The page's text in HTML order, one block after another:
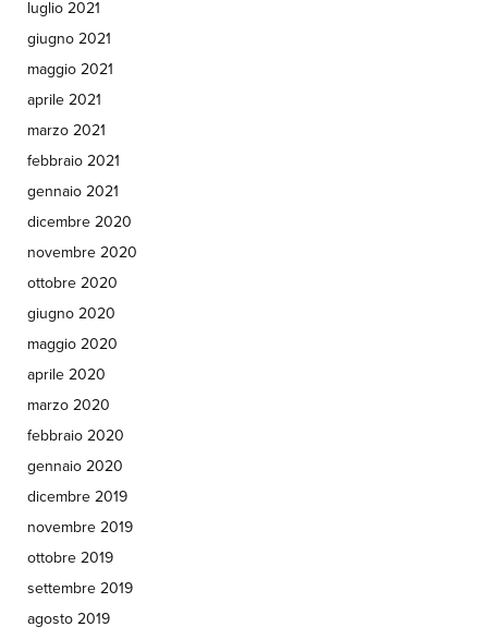
luglio 2021
giugno 2021
maggio 2021
aprile 2021
marzo 2021
febbraio 2021
gennaio 2021
dicembre 2020
novembre 2020
ottobre 2020
giugno 2020
maggio 2020
aprile 2020
marzo 2020
febbraio 2020
gennaio 2020
dicembre 2019
novembre 2019
ottobre 2019
settembre 2019
agosto 2019